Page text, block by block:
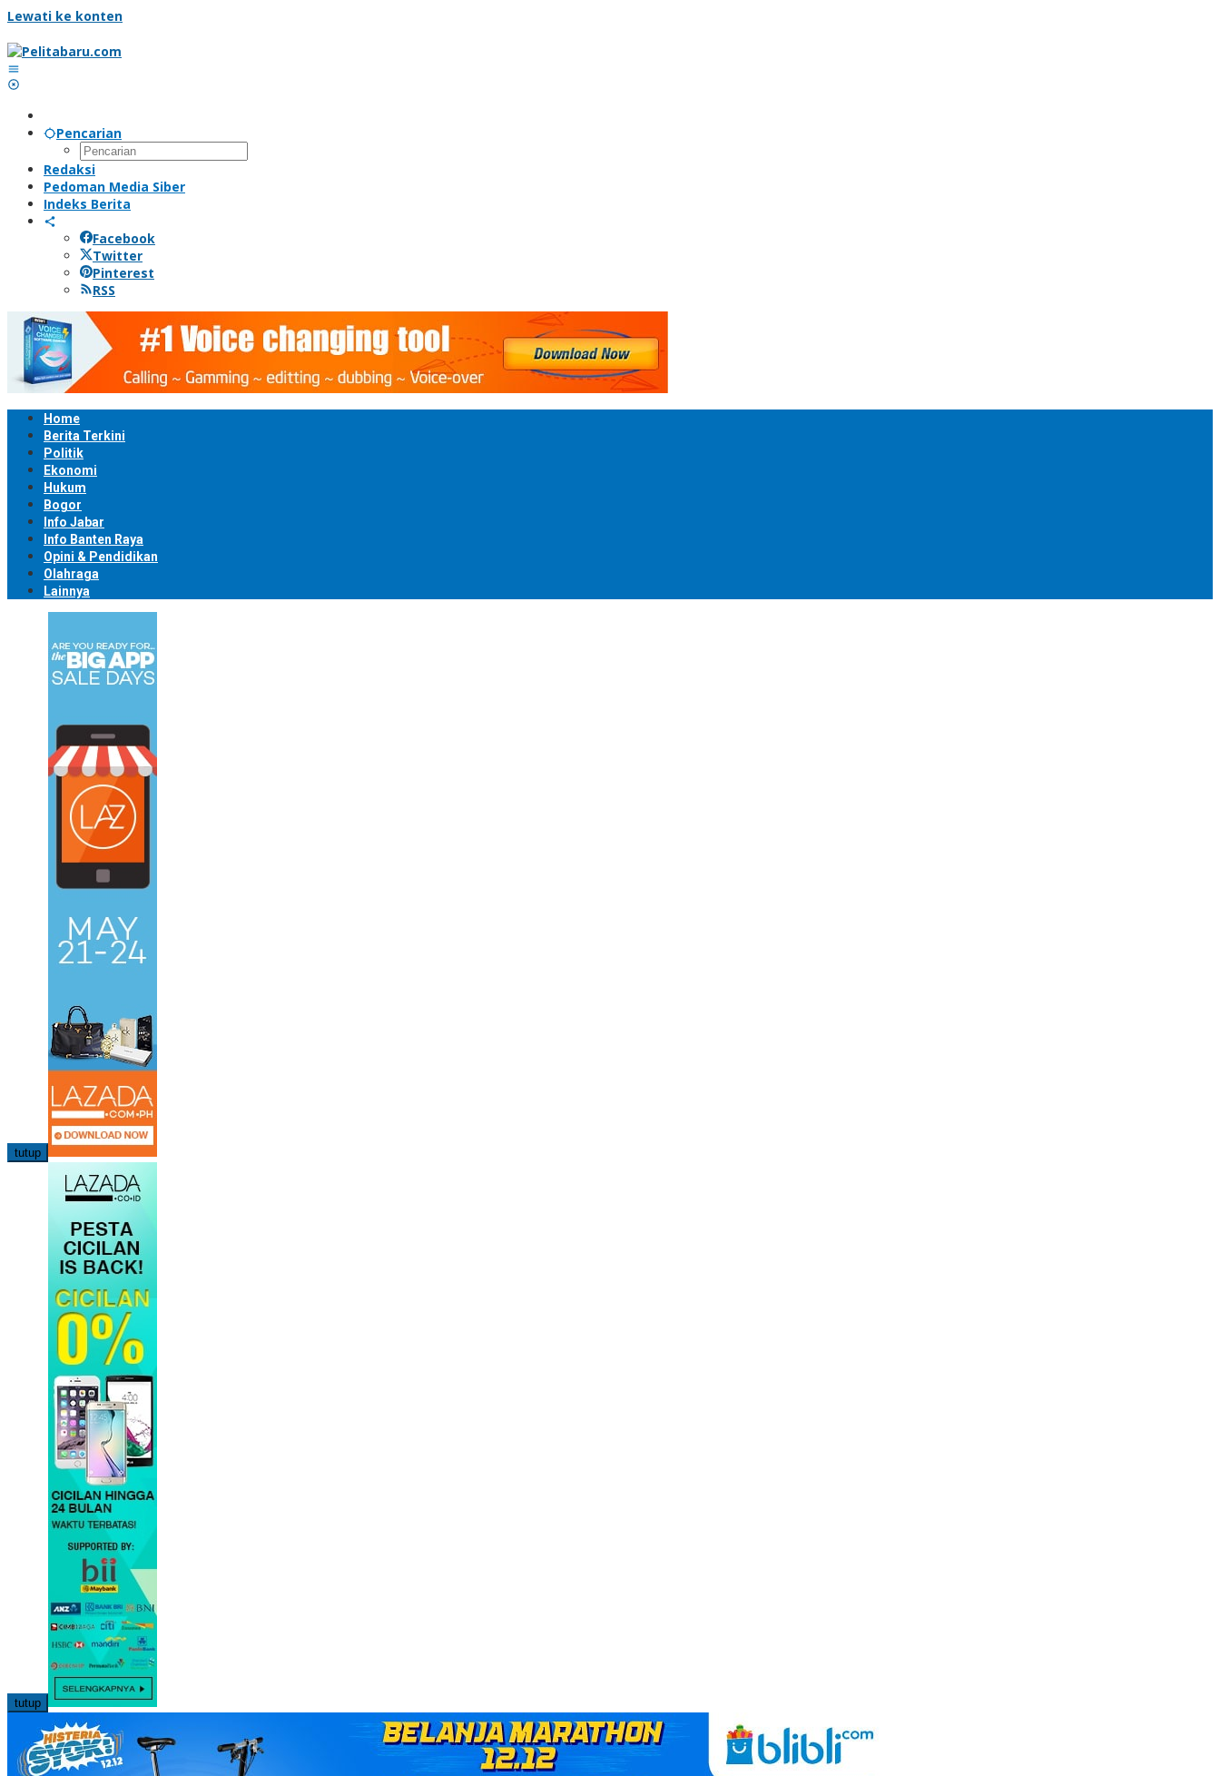
Lewati ke konten
Pencarian
Redaksi
Pedoman Media Siber
Indeks Berita
Facebook
Twitter
Pinterest
RSS
Home
Berita Terkini
Politik
Ekonomi
Hukum
Bogor
Info Jabar
Info Banten Raya
Opini & Pendidikan
Olahraga
Lainnya
tutup
tutup